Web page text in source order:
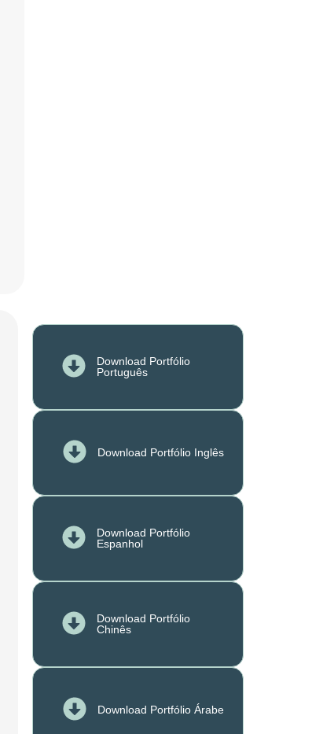
Download Portfólio
Português
Download Portfólio Inglês
Download Portfólio
Espanhol
Download Portfólio
Chinês
Download Portfólio Árabe